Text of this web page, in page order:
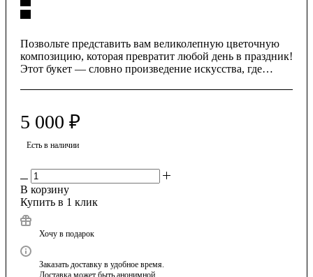
Позвольте представить вам великолепную цветочную
композицию, которая превратит любой день в праздник!
Этот букет — словно произведение искусства, где
5 000 ₽
Есть в наличии
В корзину
Купить в 1 клик
Хочу в подарок
Заказать доставку в удобное время.
Доставка может быть анонимной.